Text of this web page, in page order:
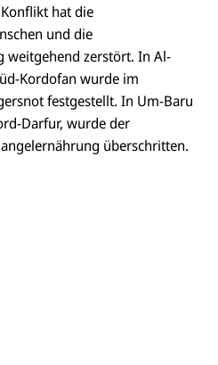
hat die
und die
weitgehend zerstört. In Al-
Kordofan wurde im
festgestellt. In Um-Baru
Darfur, wurde der
überschritten.